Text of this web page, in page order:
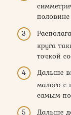
круга
точкой
Дальше
малого с
самым
Дальше